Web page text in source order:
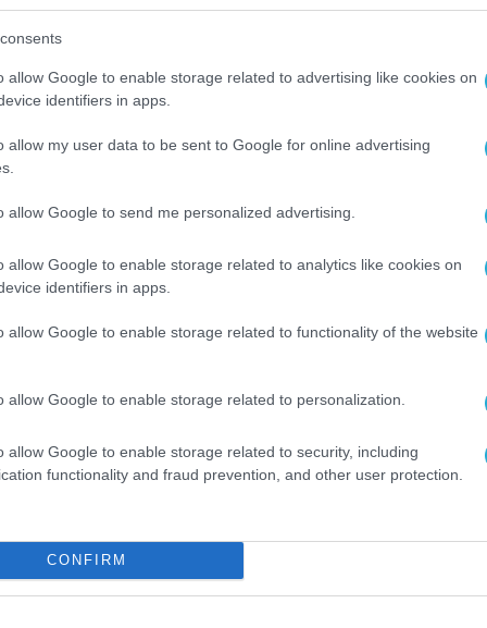
allow Google to enable storage related to advertising like cookies on
identifiers in apps.
allow my user data to be sent to Google for online advertising
allow Google to send me personalized advertising.
allow Google to enable storage related to analytics like cookies on
identifiers in apps.
allow Google to enable storage related to functionality of the website
allow Google to enable storage related to personalization.
allow Google to enable storage related to security, including
functionality and fraud prevention, and other user protection.
CONFIRM
πολιτών στους θεσμούς και θεμέλιο της
ο κ. Κώτσηρας, η χώρα μας έχει πετύχει
με μέθοδο και στρατηγική
διαχείρισης και μέσω της διαδικασίας του
της συντονισμένης μεταρρυθμιστικής
αποτελεί μέρος της ενίσχυσης της
της θεσμικής λειτουργίας του κράτους και της
ο εσωτερικός έλεγχος αποδεικνύεται
φορολογικών αρχών και την ενίσχυση της
Εθνικής Οικονομίας και Οικονομικών,
τελευταίο διάστημα για την καταπολέμηση
αύξηση των εσόδων του κράτους, αλλά και
επιστροφής των επιπλέον πόρων στους